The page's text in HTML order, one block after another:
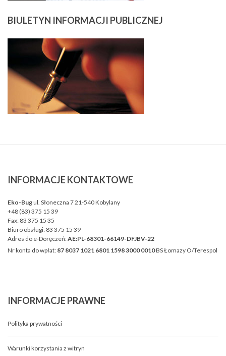
BIULETYN INFORMACJI PUBLICZNEJ
INFORMACJE KONTAKTOWE
Eko-Bugul. Słoneczna 7 21-540 Kobylany
+48 (83) 375 15 39
Fax: 83 375 15 35
Biuro obsługi: 83 375 15 39
Adres do e-Doręczeń:AE:PL-68301-66149-DFJBV-22
Nr konta do wpłat: 87 8037 1021 6801 1598 3000 0010BS Łomazy O/Terespol
INFORMACJE PRAWNE
Polityka prywatności
Warunki korzystania z witryn